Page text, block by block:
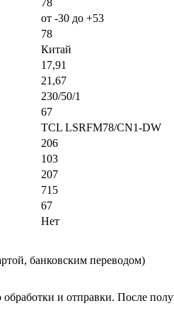
от -30 до +53
78
Китай
17,91
21,67
230/50/1
67
TCL LSRFM78/CN1-DW
206
103
207
715
67
Нет
банковским переводом)
обработки и отправки. После